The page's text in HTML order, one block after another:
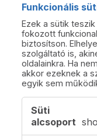
Funkcionális
Ezek a sütik
fokozott
biztosítson.
szolgáltató is,
oldalainkra. Ha
akkor ezeknek a
egyik sem
Funkcionális
sütik